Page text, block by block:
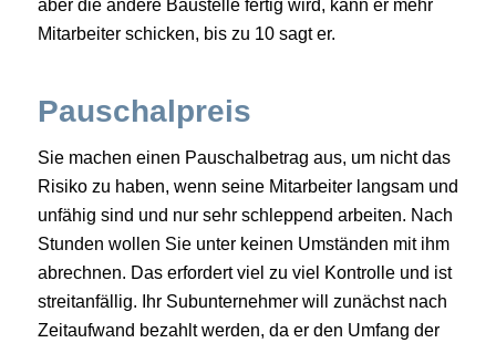
aber die andere Baustelle fertig wird, kann er mehr
Mitarbeiter schicken, bis zu 10 sagt er.
Pauschalpreis
Sie machen einen Pauschalbetrag aus, um nicht das
Risiko zu haben, wenn seine Mitarbeiter langsam und
unfähig sind und nur sehr schleppend arbeiten. Nach
Stunden wollen Sie unter keinen Umständen mit ihm
abrechnen. Das erfordert viel zu viel Kontrolle und ist
streitanfällig. Ihr Subunternehmer will zunächst nach
Zeitaufwand bezahlt werden, da er den Umfang der